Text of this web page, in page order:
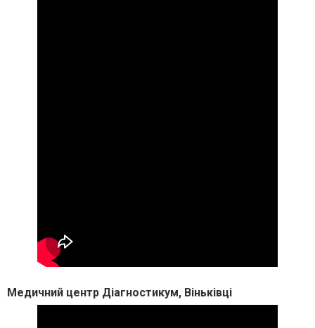
Медичний центр Діагностикум, Віньківці